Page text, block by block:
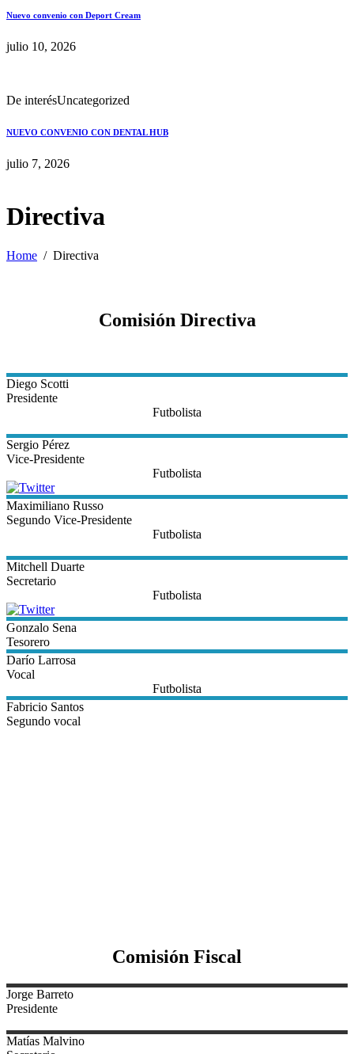
Nuevo convenio con Deport Cream
julio 10, 2026
De interésUncategorized
NUEVO CONVENIO CON DENTAL HUB
julio 7, 2026
Directiva
Home Directiva
Comisión Directiva
Diego Scotti
Presidente
Futbolista
Sergio Pérez
Vice-Presidente
Futbolista
Maximiliano Russo
Segundo Vice-Presidente
Futbolista
Mitchell Duarte
Secretario
Futbolista
Gonzalo Sena
Tesorero
Darío Larrosa
Vocal
Futbolista
Fabricio Santos
Segundo vocal
Comisión Fiscal
Jorge Barreto
Presidente
Matías Malvino